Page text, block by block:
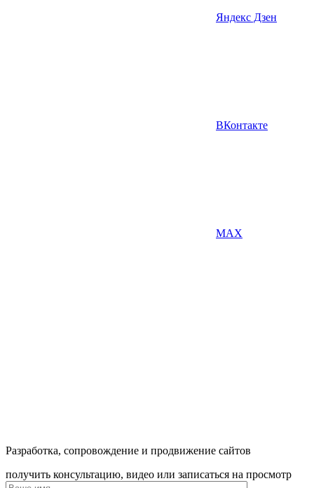
Яндекс Дзен
ВКонтакте
MAX
Разработка, сопровождение и продвижение сайтов
получить консультацию, видео или записаться на просмотр